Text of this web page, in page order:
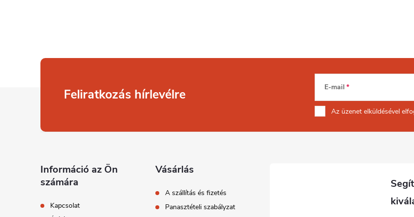
Feliratkozás hírlevélre E-mail
Az üzenet elküldésével
Információ az Ön
számára
Kapcsolat
Vásárlás
A szállítás és fizetés
Panasztételi szabályzat